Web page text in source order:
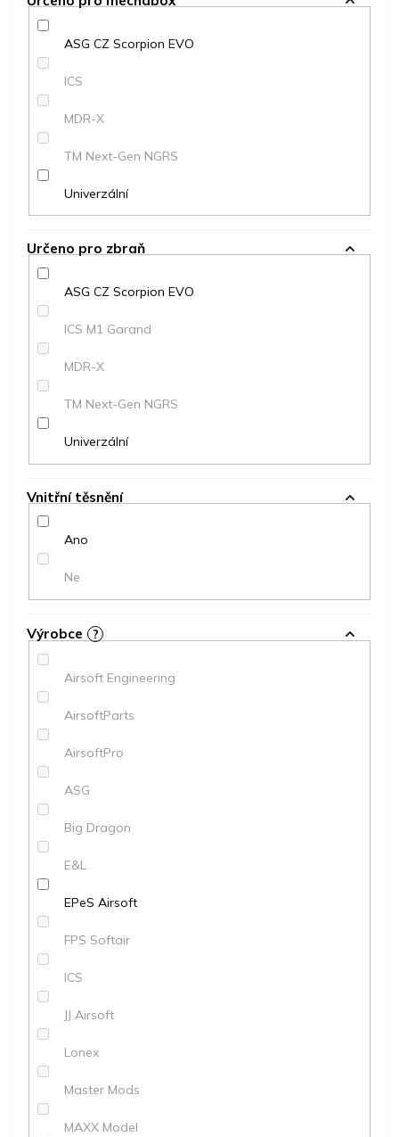
ASG CZ Scorpion EVO
ICS
MDR-X
TM Next-Gen NGRS
Univerzální
Určeno pro zbraň
ASG CZ Scorpion EVO
ICS M1 Garand
MDR-X
TM Next-Gen NGRS
Univerzální
Vnitřní těsnění
Ano
Ne
Výrobce ?
Airsoft Engineering
AirsoftParts
AirsoftPro
ASG
Big Dragon
E&L
EPeS Airsoft
FPS Softair
ICS
JJ Airsoft
Lonex
Master Mods
MAXX Model